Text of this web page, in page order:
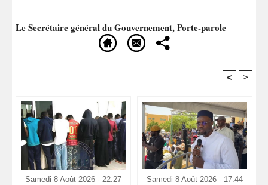
Le Secrétaire général du Gouvernement, Porte-parole
< >
Samedi 8 Août 2026 - 22:27 Samedi 8 Août 2026 - 17:44